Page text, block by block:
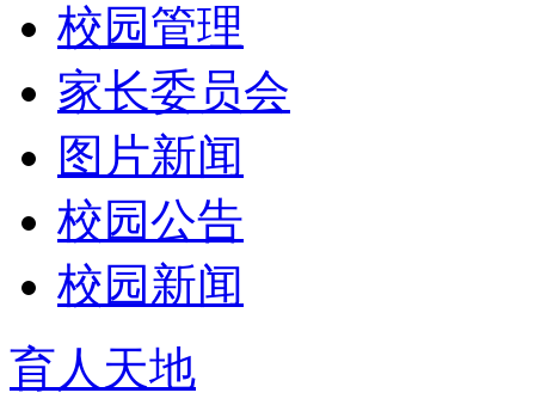
校园管理
家长委员会
图片新闻
校园公告
校园新闻
育人天地